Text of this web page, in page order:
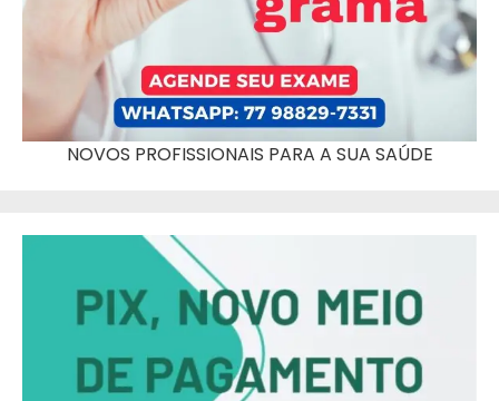
NOVOS PROFISSIONAIS PARA A SUA SAÚDE